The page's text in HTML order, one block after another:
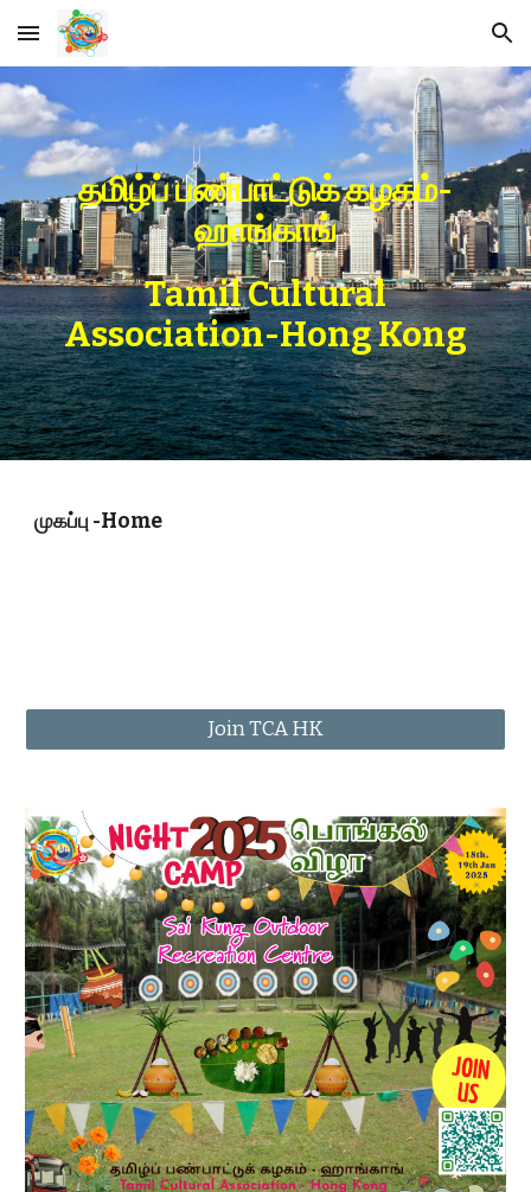
Skip to main content Skip to navigation
தமிழ்ப் பண்பாட்டுக் கழகம்-
ஹாங்காங்
Tamil Cultural
Association-Hong Kong
முகப்பு -Home
Join TCA HK